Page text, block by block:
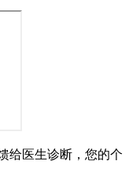
给医生诊断，您的个